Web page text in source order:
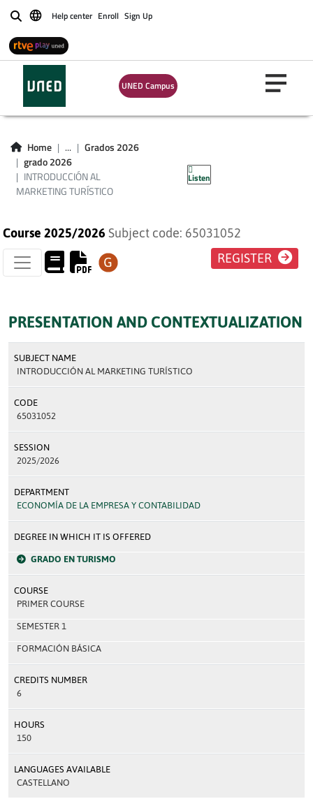
BuscarHelp center Enroll Sign Up
UNED Campus
Home ...
Grados 2026
grado 2026
INTRODUCCIÓN AL
MARKETING TURÍSTICO
Listen
INTRODUCCIÓN AL
MARKETING
TURÍSTICO
Course 2025/2026 Subject code: 65031052
REGISTER
PRESENTATION AND CONTEXTUALIZATION
SUBJECT NAME
INTRODUCCIÓN AL MARKETING TURÍSTICO
CODE
65031052
SESSION
2025/2026
DEPARTMENT
ECONOMÍA DE LA EMPRESA Y CONTABILIDAD
DEGREE IN WHICH IT IS OFFERED
GRADO EN TURISMO
COURSE
PRIMER COURSE
SEMESTER 1
FORMACIÓN BÁSICA
CREDITS NUMBER
6
HOURS
150
LANGUAGES AVAILABLE
CASTELLANO